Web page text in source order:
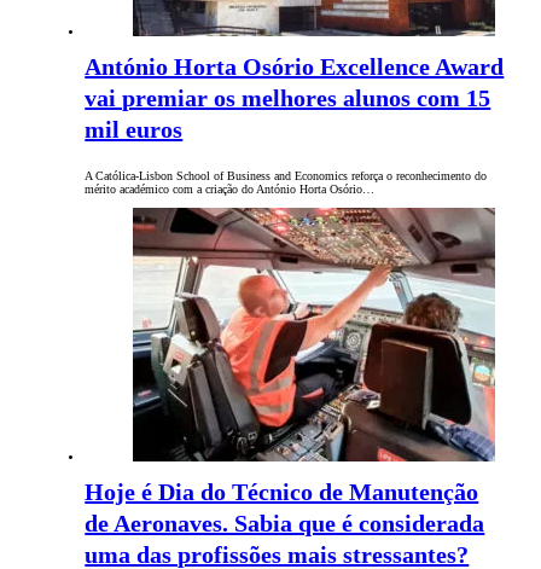
António Horta Osório Excellence Award
vai premiar os melhores alunos com 15
mil euros
A Católica-Lisbon School of Business and Economics reforça o reconhecimento do
mérito académico com a criação do António Horta Osório…
Hoje é Dia do Técnico de Manutenção
de Aeronaves. Sabia que é considerada
uma das profissões mais stressantes?